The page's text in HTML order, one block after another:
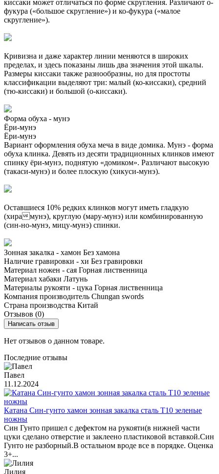
киссаки может отличаться по форме скругления. Различают о-
фукура («большое скругление») и ко-фукура («малое
скругление»).
Кривизна и даже характер линии меняются в широких
пределах, и здесь показаны лишь два значения этой шкалы.
Размеры киссаки также разнообразны, но для простоты
классификации выделяют три: малый (ко-киссаки), средний
(тю-киссаки) и большой (о-киссаки).
Форма обуха - мунэ
Ёри-мунэ
Ёри-мунэ
Вариант оформления обуха меча в виде домика. Мунэ - форма
обуха клинка. Девять из десяти традиционных клинков имеют
спинку ёри-мунэ, поднятую «домиком». Различают высокую
(такаси-мунэ) и более плоскую (хикуси-мунэ).
Оставшиеся 10% редких клинков могут иметь гладкую
(хирамунэ), круглую (мару-мунэ) или комбинированную
(син-но-мунэ, мицу-мунэ) спинки.
Зонная закалка - хамон Без хамона
Наличие гравировки - хи Без гравировки
Материал ножен - сая Горная лиственница
Материал хабаки Латунь
Материалы рукояти - цука Горная лиственница
Компания производитель Chungan swords
Страна производства Китай
Отзывов (0)
Написать отзыв
Нет отзывов о данном товаре.
Последние отзывы
Павел
11.12.2024
Катана Син-гунто хамон зонная закалка сталь T10 зеленые
ножны
Син Гунто пришел с дефектом на рукояти(в нижней части
цуки сделано отверстие и заклеено пластиковой вставкой.Син
Гунто не разборный.В остальном вроде все в порядке. Оценка
3+...
Лилия